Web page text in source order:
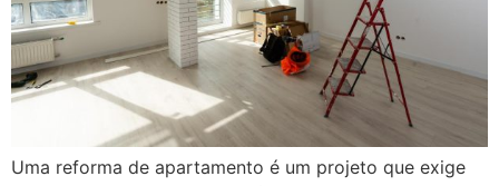
Uma reforma de apartamento é um projeto que exige